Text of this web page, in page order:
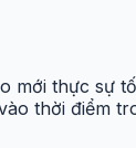
mới thực sự
thời điểm